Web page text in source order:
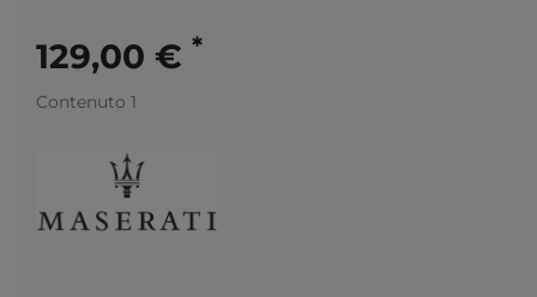
129,00 € *
Contenuto 1